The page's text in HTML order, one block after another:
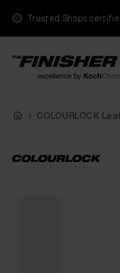
Trusted Shops
COLOURLOCK